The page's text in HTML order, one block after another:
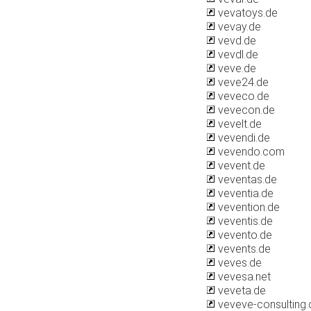
vevatoys.de
vevay.de
vevd.de
vevdl.de
veve.de
veve24.de
veveco.de
vevecon.de
vevelt.de
vevendi.de
vevendo.com
vevent.de
veventas.de
veventia.de
vevention.de
veventis.de
vevento.de
vevents.de
veves.de
vevesa.net
veveta.de
veveve-